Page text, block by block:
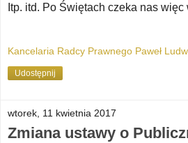
Itp. itd. Po Świętach czeka nas więc
Kancelaria Radcy Prawnego Paweł
Udostępnij
wtorek, 11 kwietnia 2017
Zmiana ustawy o